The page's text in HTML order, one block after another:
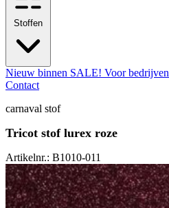
Stoffen
Nieuw binnen SALE! Voor bedrijven
Contact
carnaval stof
Tricot stof lurex roze
Artikelnr.: B1010-011